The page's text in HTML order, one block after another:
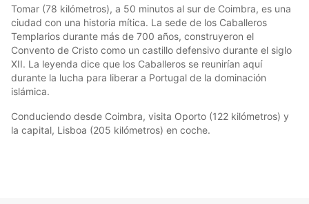
Tomar (78 kilómetros), a 50 minutos al sur de Coimbra, es una
ciudad con una historia mítica. La sede de los Caballeros
Templarios durante más de 700 años, construyeron el
Convento de Cristo como un castillo defensivo durante el siglo
XII. La leyenda dice que los Caballeros se reunirían aquí
durante la lucha para liberar a Portugal de la dominación
islámica.
Conduciendo desde Coimbra, visita Oporto (122 kilómetros) y
la capital, Lisboa (205 kilómetros) en coche.